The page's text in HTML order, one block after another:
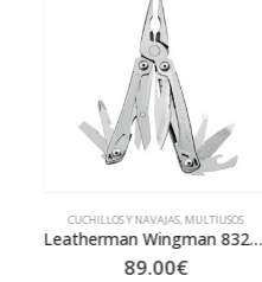
CUCHILLOS Y NAVAJAS,MULTIUSOS
Leatherman Wingman 832523
89.00€